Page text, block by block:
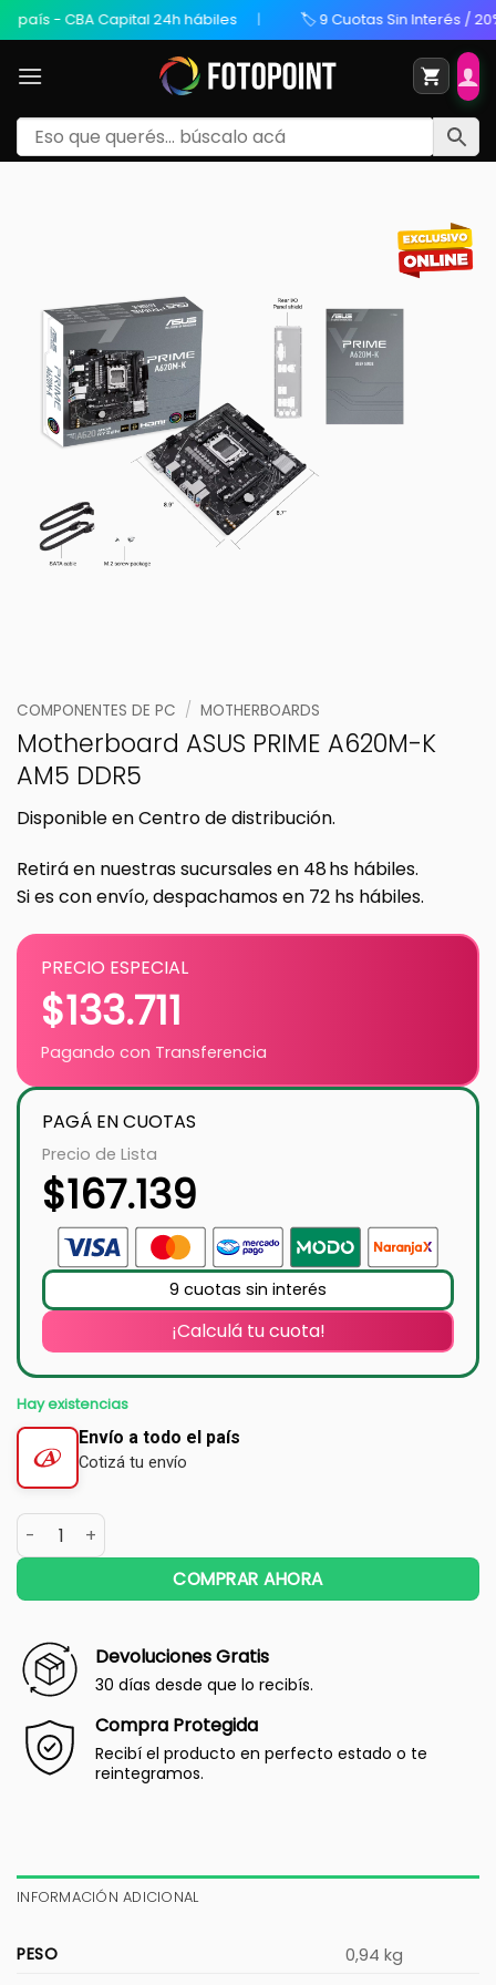
- CBA Capital 24h hábiles 🏷️ 9 Cuotas Sin Interés / 20%
COMPONENTES DE PC / MOTHERBOARDS
Motherboard ASUS PRIME A620M-K
AM5 DDR5
Disponible en Centro de distribución.
Retirá en nuestras sucursales en 48 hs hábiles.
Si es con envío, despachamos en 72 hs hábiles.
PRECIO ESPECIAL
$133.711
Pagando con Transferencia
PAGÁ EN CUOTAS
Precio de Lista
$167.139
9 cuotas sin interés
¡Calculá tu cuota!
Hay existencias
Envío a todo el país
Cotizá tu envío
COMPRAR AHORA
Devoluciones Gratis
30 días desde que lo recibís.
Compra Protegida
Recibí el producto en perfecto estado o te
reintegramos.
INFORMACIÓN ADICIONAL
PESO
0,94 kg